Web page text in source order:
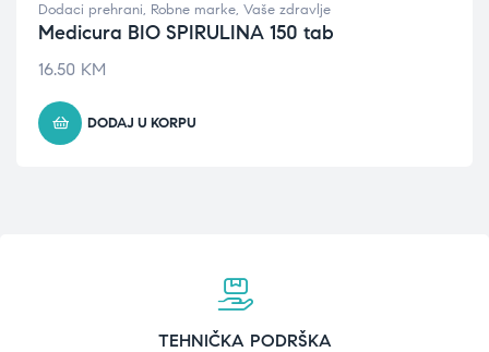
Dodaci prehrani, Robne marke, Vaše zdravlje
Medicura BIO SPIRULINA 150 tab
16.50 KM
DODAJ U KORPU
TEHNIČKA PODRŠKA